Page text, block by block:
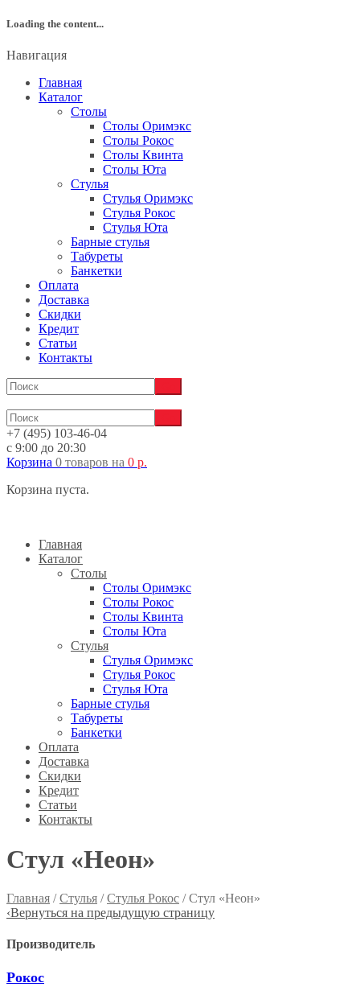
Loading the content...
Навигация
Главная
Каталог
Столы
Столы Оримэкс
Столы Рокос
Столы Квинта
Столы Юта
Стулья
Стулья Оримэкс
Стулья Рокос
Стулья Юта
Барные стулья
Табуреты
Банкетки
Оплата
Доставка
Скидки
Кредит
Статьи
Контакты
+7 (495) 103-46-04
с 9:00 до 20:30
Корзина 0 товаров на 0 р.
Корзина пуста.
Главная
Каталог
Столы
Столы Оримэкс
Столы Рокос
Столы Квинта
Столы Юта
Стулья
Стулья Оримэкс
Стулья Рокос
Стулья Юта
Барные стулья
Табуреты
Банкетки
Оплата
Доставка
Скидки
Кредит
Статьи
Контакты
Стул «Неон»
Главная /Стулья /Стулья Рокос / Стул «Неон»
‹Вернуться на предыдущую страницу
Производитель
Рокос